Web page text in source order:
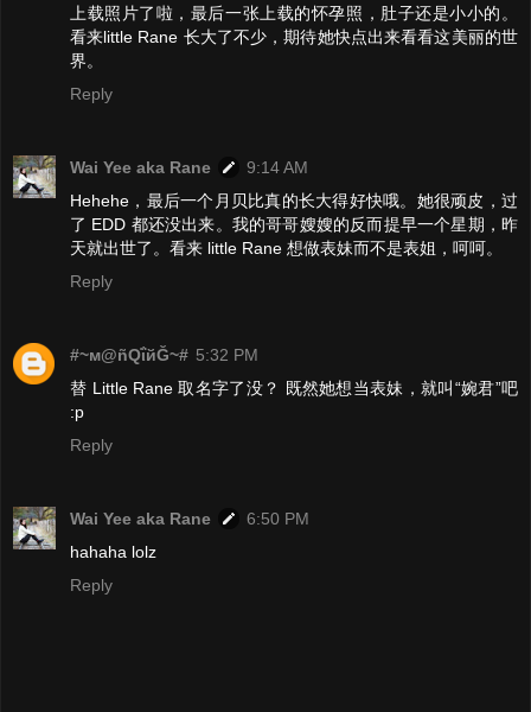
上载照片了啦，最后一张上载的怀孕照，肚子还是小小的。
看来little Rane 长大了不少，期待她快点出来看看这美丽的世
界。
Reply
Wai Yee aka Rane
9:14 AM
Hehehe，最后一个月贝比真的长大得好快哦。她很顽皮，过
了 EDD 都还没出来。我的哥哥嫂嫂的反而提早一个星期，昨
天就出世了。看来 little Rane 想做表妹而不是表姐，呵呵。
Reply
#~м@ñQΐйĞ~# 5:32 PM
替 Little Rane 取名字了没？ 既然她想当表妹，就叫“婉君”吧
:p
Reply
Wai Yee aka Rane
6:50 PM
hahaha lolz
Reply